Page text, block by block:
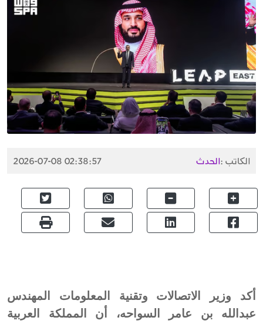
الكاتب :الحدث 2026-07-08 02:38:57
أكد وزير الاتصالات وتقنية المعلومات المهندس
عبدالله بن عامر السواحه، أن المملكة العربية